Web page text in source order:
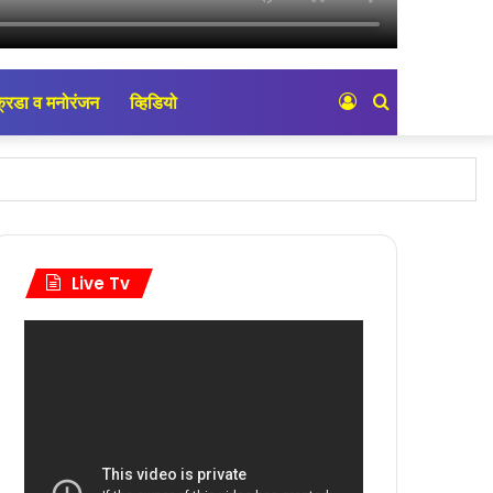
व मनोरंजन व्हिडियो Search
Log
विविध मागण्या…!
मागणी…!
कौतुक…!
Live Tv